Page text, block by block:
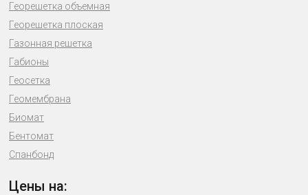
Георешетка объемная
Георешетка плоская
Газонная решетка
Габионы
Геосетка
Геомембрана
Биомат
Бентомат
Спанбонд
Цены на: